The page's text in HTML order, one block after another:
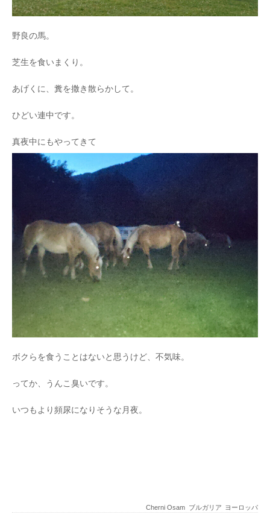
野良の馬。
芝生を食いまくり。
あげくに、糞を撒き散らかして。
ひどい連中です。
真夜中にもやってきて
ボクらを食うことはないと思うけど、不気味。
ってか、うんこ臭いです。
いつもより頻尿になりそうな月夜。
Cherni Osam ブルガリア ヨーロッパ